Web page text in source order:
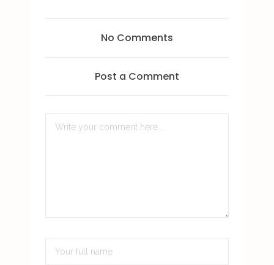
No Comments
Post a Comment